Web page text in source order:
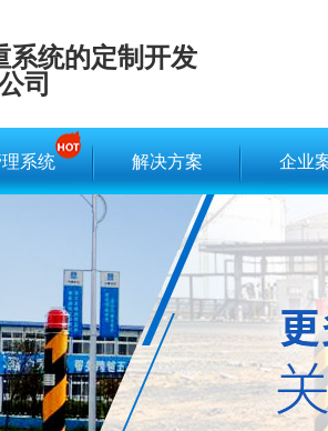
系统的定制开发
司
系统 解决方案 企业